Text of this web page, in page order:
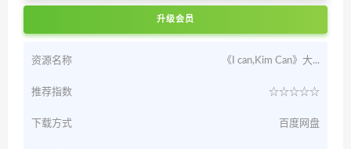
升级会员
资源名称 《I can,Kim Can》大...
推荐指数 ☆☆☆☆☆
下载方式 百度网盘